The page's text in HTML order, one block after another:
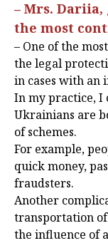
– Mrs.
the most
– One of the
the legal
in cases with an
In my practice, I
Ukrainians are
of schemes.
For example,
quick money,
fraudsters.
Another
transportation
the influence of